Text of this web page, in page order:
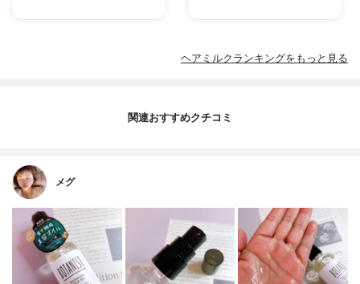
ヘアミルクランキングをもっと見る
関連おすすめクチコミ
メグ